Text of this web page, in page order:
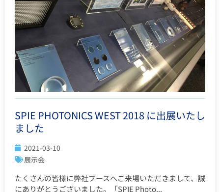
SPIE PHOTONICS WEST 2018 に出展いたし
ました
2021-03-10
展示会
たくさんの皆様に弊社ブースへご来場いただきまして、誠
にありがとうございました。「SPIE Photo...